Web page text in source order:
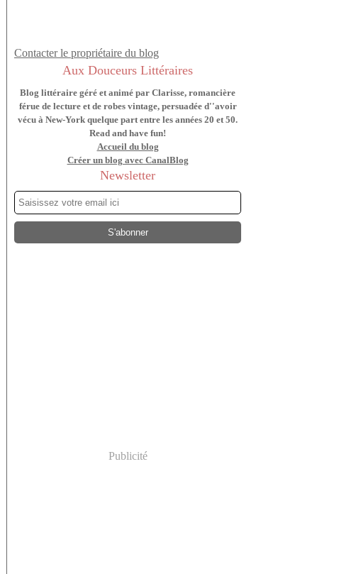
Contacter le propriétaire du blog
Aux Douceurs Littéraires
Blog littéraire géré et animé par Clarisse, romancière
férue de lecture et de robes vintage, persuadée d''avoir
vécu à New-York quelque part entre les années 20 et 50.
Read and have fun!
Accueil du blog
Créer un blog avec CanalBlog
Newsletter
Publicité